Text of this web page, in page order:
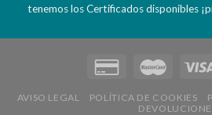
tenemos los Certificados disponibles
AVISO LEGAL POLÍTICA DE COOKIES